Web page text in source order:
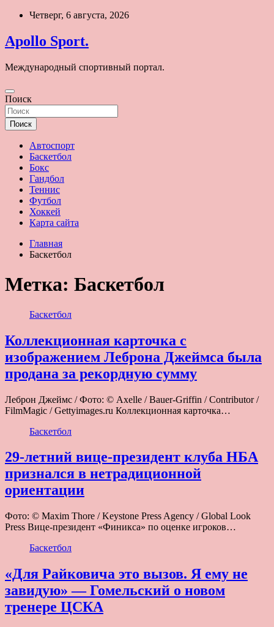
Перейти
содержимому
Четверг, 6 августа, 2026
Apollo Sport.
Международный спортивный портал.
Поиск
Поиск
Автоспорт
Баскетбол
Бокс
Гандбол
Теннис
Футбол
Хоккей
Карта сайта
Главная
Баскетбол
Метка: Баскетбол
Баскетбол
Коллекционная карточка с
изображением Леброна Джеймса была
продана за рекордную сумму
Леброн Джеймс / Фото: © Axelle / Bauer-Griffin / Contributor /
FilmMagic / Gettyimages.ru Коллекционная карточка…
Баскетбол
29-летний вице-президент клуба НБА
признался в нетрадиционной
ориентации
Фото: © Maxim Thore / Keystone Press Agency / Global Look
Press Вице-президент «Финикса» по оценке игроков…
Баскетбол
«Для Райковича это вызов. Я ему не
завидую» — Гомельский о новом
тренере ЦСКА